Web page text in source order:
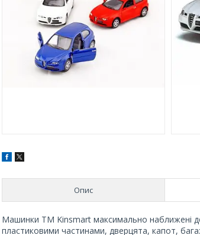
Опис
Машинки TM Kinsmart максимально наближені
пластиковими частинами, дверцята, капот,